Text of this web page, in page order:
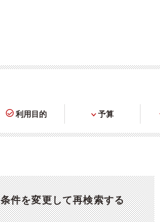
利用目的 予算
条件を変更して再検索する